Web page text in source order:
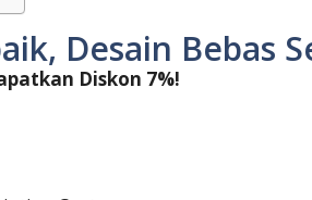
Desain Bebas
Diskon 7%!